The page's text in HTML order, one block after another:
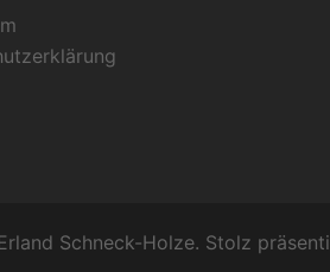
Schneck-Holze. Stolz